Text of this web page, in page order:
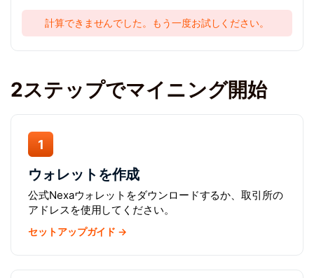
計算できませんでした。もう一度お試しください。
2ステップでマイニング開始
1
ウォレットを作成
公式Nexaウォレットをダウンロードするか、取引所の
アドレスを使用してください。
セットアップガイド →